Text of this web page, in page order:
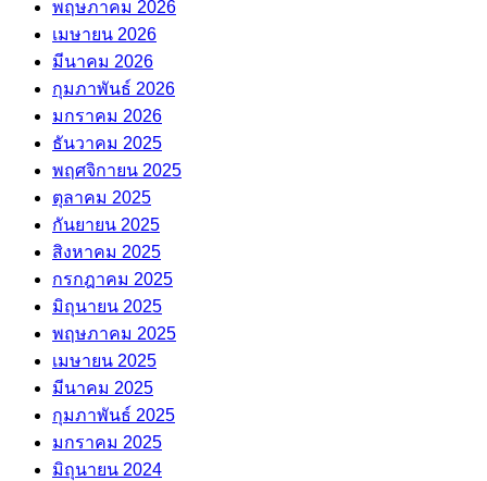
พฤษภาคม 2026
เมษายน 2026
มีนาคม 2026
กุมภาพันธ์ 2026
มกราคม 2026
ธันวาคม 2025
พฤศจิกายน 2025
ตุลาคม 2025
กันยายน 2025
สิงหาคม 2025
กรกฎาคม 2025
มิถุนายน 2025
พฤษภาคม 2025
เมษายน 2025
มีนาคม 2025
กุมภาพันธ์ 2025
มกราคม 2025
มิถุนายน 2024